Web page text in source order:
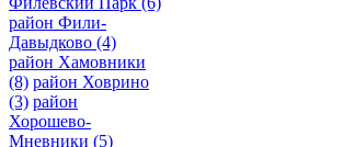
район Фили-
Давыдково (4)
район Хамовники
(8) район Ховрино
(3) район
Хорошево-
Мневники (5)